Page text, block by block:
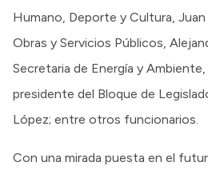
Humano, Deporte y Cultura, Juan
Obras y Servicios Públicos,
Secretaria de Energía y
presidente del Bloque de
López; entre otros funcionarios.
Con una mirada puesta en el